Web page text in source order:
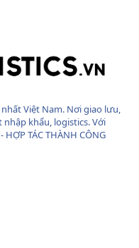
Việt Nam. Nơi giao lưu,
khẩu, logistics. Với
TÁC THÀNH CÔNG